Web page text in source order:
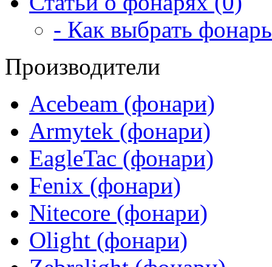
- Как выбрать
Производители
Acebeam (фонари)
Armytek (фонари)
EagleTac (фонари)
Fenix (фонари)
Nitecore (фонари)
Olight (фонари)